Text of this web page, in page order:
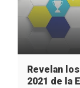
Revelan
2021 de la